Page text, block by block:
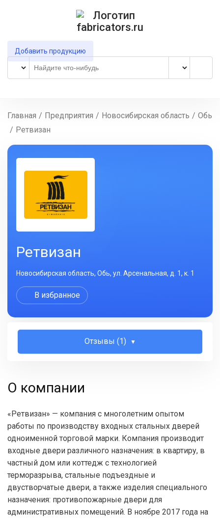
Добавить продукцию
Главная / Предприятия / Новосибирская область / Обь
/ Ретвизан
Ретвизан
Новосибирская область, Обь, ул. Арсенальная, д. 1, к. 1
В избранное
Отзывы (1)
О компании
«Ретвизан» — компания с многолетним опытом
работы по производству входных стальных дверей
одноименной торговой марки. Компания производит
входные двери различного назначения: в квартиру, в
частный дом или коттедж с технологией
терморазрыва, стальные подъездные и
двустворчатые двери, а также изделия специального
назначения: противопожарные двери для
административных помещений. В ноябре 2017 года на